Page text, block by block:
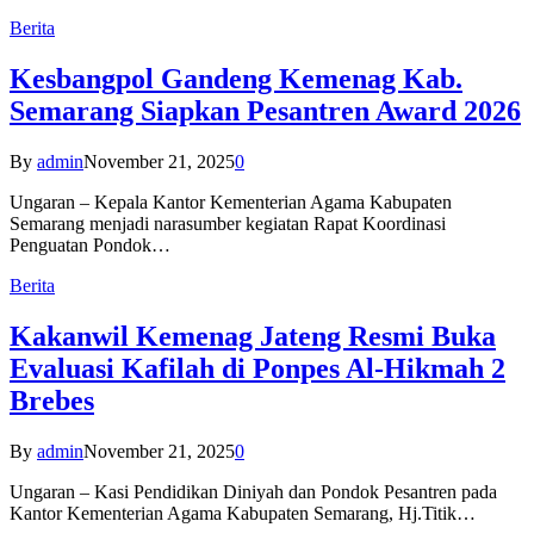
Berita
Kesbangpol Gandeng Kemenag Kab.
Semarang Siapkan Pesantren Award 2026
By adminNovember 21, 20250
Ungaran – Kepala Kantor Kementerian Agama Kabupaten
Semarang menjadi narasumber kegiatan Rapat Koordinasi
Penguatan Pondok…
Berita
Kakanwil Kemenag Jateng Resmi Buka
Evaluasi Kafilah di Ponpes Al-Hikmah 2
Brebes
By adminNovember 21, 20250
Ungaran – Kasi Pendidikan Diniyah dan Pondok Pesantren pada
Kantor Kementerian Agama Kabupaten Semarang, Hj.Titik…